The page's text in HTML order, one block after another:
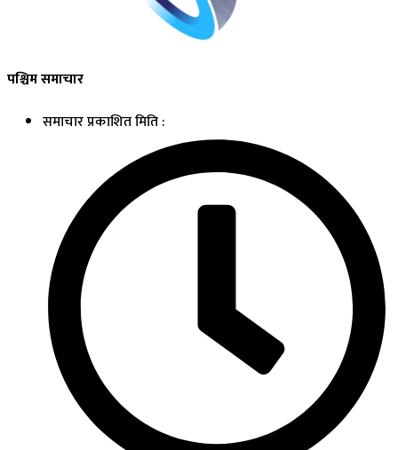
पश्चिम समाचार
समाचार प्रकाशित मिति :